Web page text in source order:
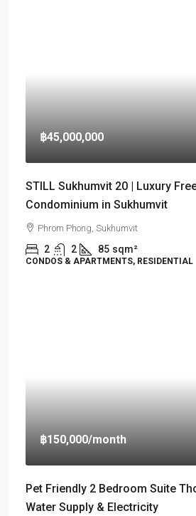
฿45,000,000
STILL Sukhumvit 20 | Luxury
Condominium in Sukhumvit
Phrom Phong, Sukhumvit
2 2 85 sqm²
CONDOS & APARTMENTS, RESIDENTIAL
฿150,000/month
Pet Friendly 2 Bedroom Suite
Water Supply & Electricity